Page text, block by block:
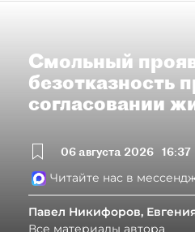
Смольный
безотказность
согласовании
06 августа 2026 16:37
Читайте нас в
Павел Никифоров,
Все материалы автора